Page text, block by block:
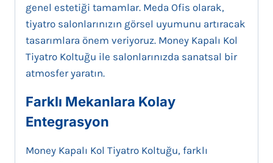
genel estetiği tamamlar. Meda Ofis olarak,
tiyatro salonlarınızın görsel uyumunu artıracak
tasarımlara önem veriyoruz. Money Kapalı Kol
Tiyatro Koltuğu ile salonlarınızda sanatsal bir
atmosfer yaratın.
Farklı Mekanlara Kolay
Entegrasyon
Money Kapalı Kol Tiyatro Koltuğu, farklı